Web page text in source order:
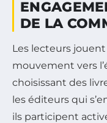
DE LA
Les lecteurs
mouvement vers
choisissant des
les éditeurs qui
ils participent